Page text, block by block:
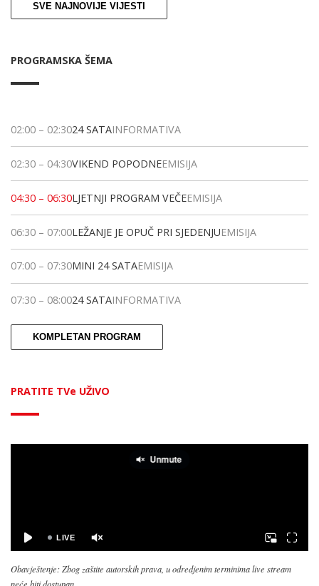
SVE NAJNOVIJE VIJESTI
PROGRAMSKA ŠEMA
02:00 – 02:3024 SATAINFORMATIVA
02:30 – 04:30VIKEND POPODNEEMISIJA
04:30 – 06:30LJETNJI PROGRAM VEČEEMISIJA
06:30 – 07:00LEŽANJE JE OPUČ PRI SJEDENJUEMISIJA
07:00 – 07:30MINI 24 SATAEMISIJA
07:30 – 08:0024 SATAINFORMATIVA
KOMPLETAN PROGRAM
PRATITE TVe UŽIVO
Obavještenje: Zbog zaštite autorskih prava, u odredjenim terminima live stream
neće biti dostupan.